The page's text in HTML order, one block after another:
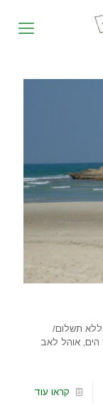
ללא תשלום/
הים, אוהל לאב
קראו עוד